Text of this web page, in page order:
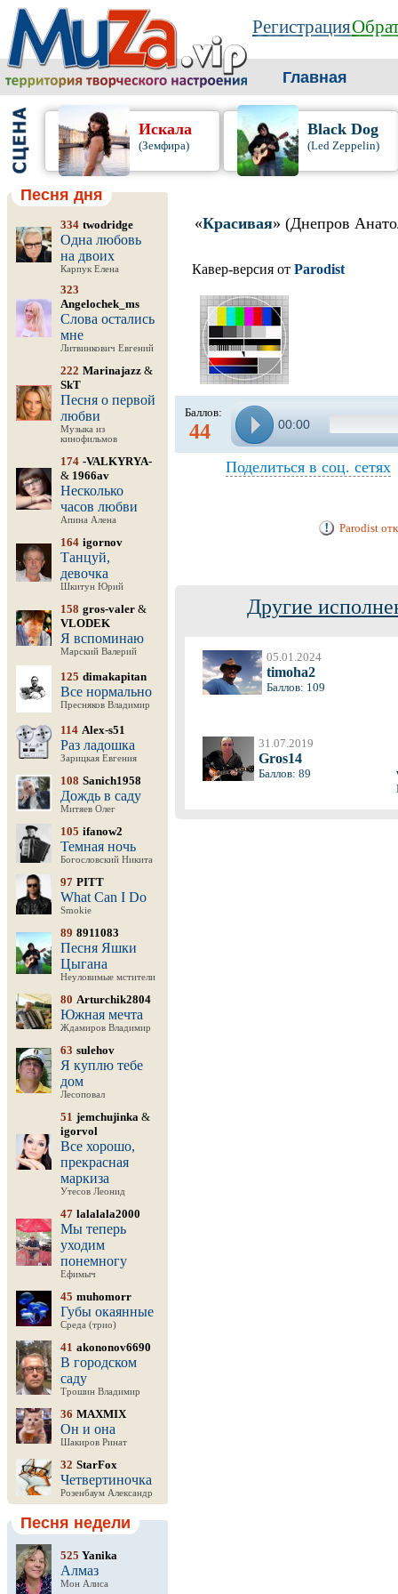
Регистрация
Главная
Искала
(Земфира)
Black Dog
(Led Zeppelin)
Песня дня
334 twodridge
Одна любовь
на двоих
Карпук Елена
323
Angelochek_ms
Слова остались
мне
Литвинкович Евгений
222 Marinajazz &
SkT
Песня о первой
любви
Музыка из
кинофильмов
174 -VALKYRYA-
& 1966av
Несколько
часов любви
Апина Алена
164 igornov
Танцуй,
девочка
Шкитун Юрий
158 gros-valer &
VLODEK
Я вспоминаю
Марский Валерий
125 dimakapitan
Все нормально
Пресняков Владимир
114 Alex-s51
Раз ладошка
Зарицкая Евгения
108 Sanich1958
Дождь в саду
Митяев Олег
105 ifanow2
Темная ночь
Богословский Никита
97 PITT
What Can I Do
Smokie
89 8911083
Песня Яшки
Цыгана
Неуловимые мстители
80 Arturchik2804
Южная мечта
Ждамиров Владимир
63 sulehov
Я куплю тебе
дом
Лесоповал
51 jemchujinka &
igorvol
Все хорошо,
прекрасная
маркиза
Утесов Леонид
47 lalalala2000
Мы теперь
уходим
понемногу
Ефимыч
45 muhomorr
Губы окаянные
Среда (трио)
41 akononov6690
В городском
саду
Трошин Владимир
36 MAXMIX
Он и она
Шакиров Ринат
32 StarFox
Четвертиночка
Розенбаум Александр
Песня недели
525 Yanika
Алмаз
Мон Алиса
«Красивая» (Днепров
Кавер-версия от Parodist
Баллов:
44 00:00
Поделиться в соц. сетях
Parodist
Другие
05.01.2024
timoha2
Баллов: 109
31.07.2019
Gros14
Баллов: 89